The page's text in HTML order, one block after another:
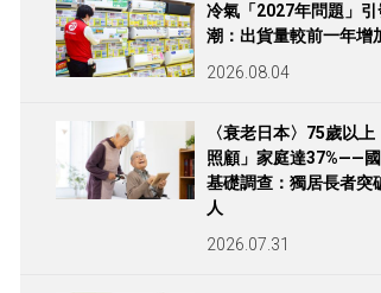
冷氣「2027年問題」
潮：出貨量較前一年增
2026.08.04
〈衰老日本〉75歲以上
照顧」家庭達37%——
基礎調查：獨居長者突
人
2026.07.31